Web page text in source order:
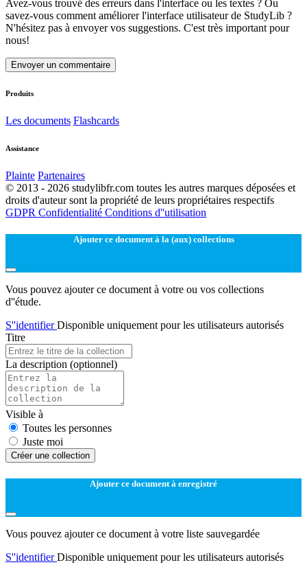
Avez-vous trouvé des erreurs dans l'interface ou les textes ? Ou
savez-vous comment améliorer l'interface utilisateur de StudyLib ?
N'hésitez pas à envoyer vos suggestions. C'est très important pour
nous!
Envoyer un commentaire
Produits
Les documents Flashcards
Assistance
Plainte Partenaires
© 2013 - 2026 studylibfr.com toutes les autres marques déposées et
droits d'auteur sont la propriété de leurs propriétaires respectifs
GDPR Confidentialité Conditions d''utilisation
Ajouter ce document à la (aux) collections
Vous pouvez ajouter ce document à votre ou vos collections
d''étude.
S''identifierDisponible uniquement pour les utilisateurs autorisés
Titre
La description (optionnel)
Visible à
Toutes les personnes
Juste moi
Créer une collection
Ajouter ce document à enregistré
Vous pouvez ajouter ce document à votre liste sauvegardée
S''identifierDisponible uniquement pour les utilisateurs autorisés